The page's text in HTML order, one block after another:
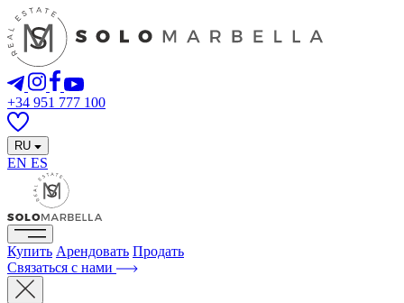
+34 951 777 100
RU
EN ES
Купить Арендовать Продать
Связаться с нами